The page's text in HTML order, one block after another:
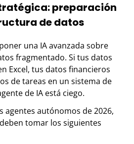
preparación
de datos
una IA avanzada sobre
fragmentado. Si tus datos
Excel, tus datos financieros
de tareas en un sistema de
de IA está ciego.
agentes autónomos de 2026,
tomar los siguientes